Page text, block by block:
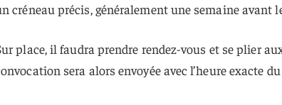
créneau précis, généralement une semaine avant
place, il faudra prendre rendez-vous et se plier
sera alors envoyée avec l’heure exacte